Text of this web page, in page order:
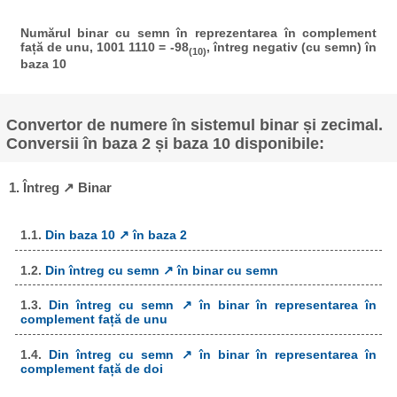
Numărul binar cu semn în reprezentarea în complement
față de unu, 1001 1110 = -98(10), întreg negativ (cu semn) în
baza 10
Convertor de numere în sistemul binar și zecimal.
Conversii în baza 2 și baza 10 disponibile:
1. Întreg ↗ Binar
1.1. Din baza 10 ↗ în baza 2
1.2. Din întreg cu semn ↗ în binar cu semn
1.3. Din întreg cu semn ↗ în binar în representarea în
complement față de unu
1.4. Din întreg cu semn ↗ în binar în representarea în
complement față de doi